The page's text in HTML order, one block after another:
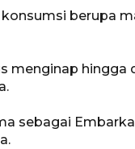
berupa
menginap hingga
sebagai